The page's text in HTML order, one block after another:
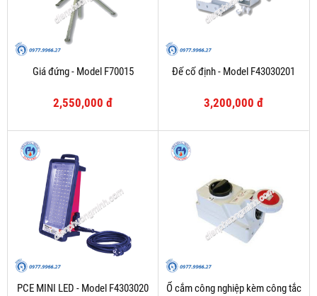
Giá đứng - Model F70015
2,550,000 đ
Đế cố định - Model F43030201
3,200,000 đ
PCE MINI LED - Model F4303020
Ổ cắm công nghiệp kèm công tắc